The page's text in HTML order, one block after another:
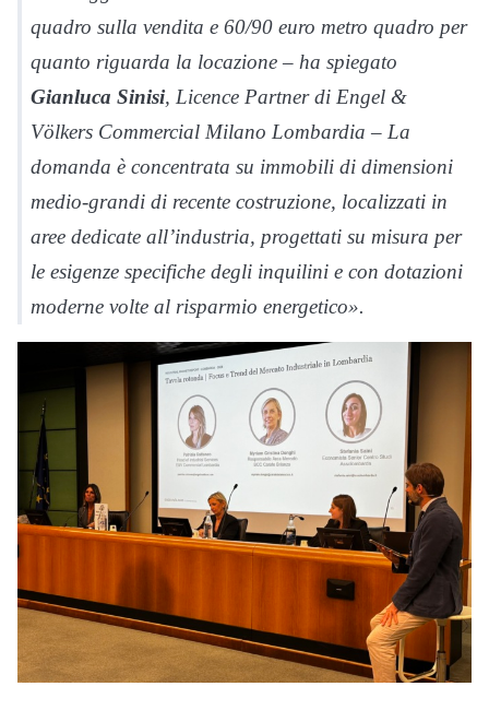
quadro sulla vendita e 60/90 euro metro quadro per
quanto riguarda la locazione – ha spiegato
Gianluca Sinisi, Licence Partner di Engel &
Völkers Commercial Milano Lombardia – La
domanda è concentrata su immobili di dimensioni
medio-grandi di recente costruzione, localizzati in
aree dedicate all’industria, progettati su misura per
le esigenze specifiche degli inquilini e con dotazioni
moderne volte al risparmio energetico».